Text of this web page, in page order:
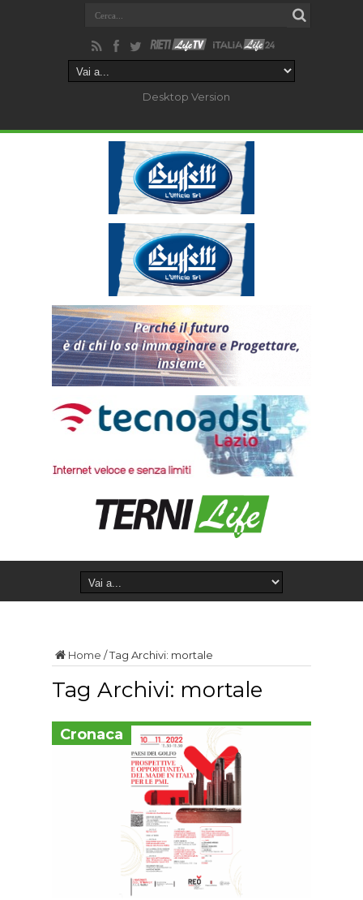
Desktop Version
Home /Tag Archivi: mortale
Tag Archivi: mortale
Cronaca